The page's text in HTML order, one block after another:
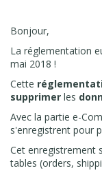
Bonjour,
La réglementation
mai 2018 !
Cette
supprimer les
Avec la partie e-
s'enregistrent pour
Cet enregistrement
tables (orders,